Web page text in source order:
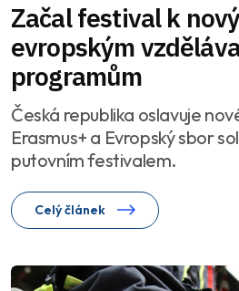
Začal festival k
evropským
programům
Česká republika oslavuje
Erasmus+ a Evropský sbor
putovním festivalem.
Celý článek